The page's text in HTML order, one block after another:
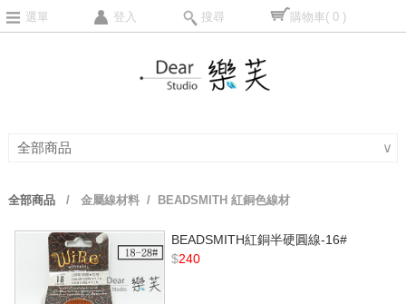
選單 登入 搜尋 購物車( 0 )
全部商品 ∨
全部商品/ 金屬線材料/ BEADSMITH 紅銅色線材
BEADSMITH紅銅半硬圓線-16#
$240